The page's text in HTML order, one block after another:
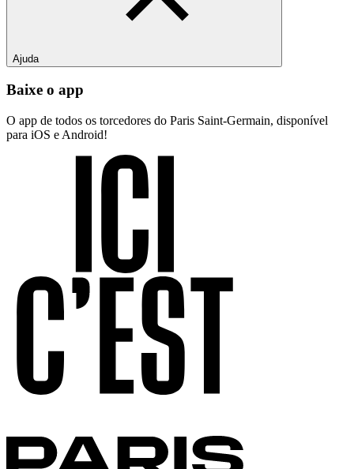
Ajuda
Baixe o app
O app de todos os torcedores do Paris Saint-Germain, disponível
para iOS e Android!